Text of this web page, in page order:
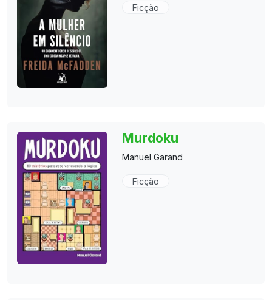
Ficção
Murdoku
Manuel Garand
Ficção